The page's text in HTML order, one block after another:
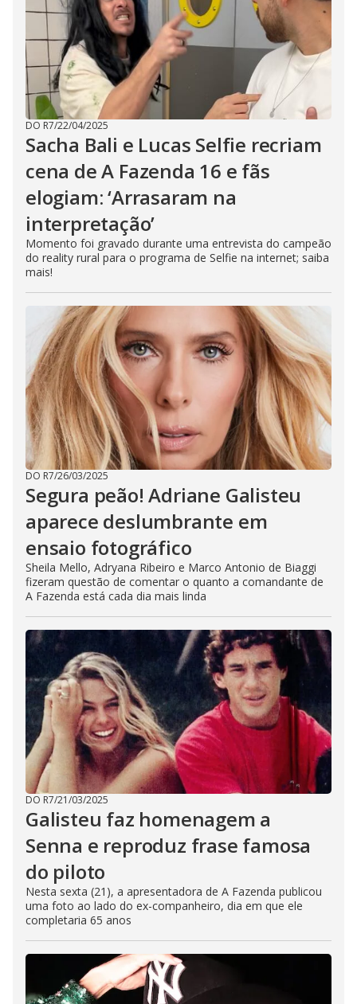
DO R7/22/04/2025
Sacha Bali e Lucas Selfie recriam
cena de A Fazenda 16 e fãs
elogiam: ‘Arrasaram na
interpretação’
Momento foi gravado durante uma entrevista do campeão
do reality rural para o programa de Selfie na internet; saiba
mais!
DO R7/26/03/2025
Segura peão! Adriane Galisteu
aparece deslumbrante em
ensaio fotográfico
Sheila Mello, Adryana Ribeiro e Marco Antonio de Biaggi
fizeram questão de comentar o quanto a comandante de
A Fazenda está cada dia mais linda
DO R7/21/03/2025
Galisteu faz homenagem a
Senna e reproduz frase famosa
do piloto
Nesta sexta (21), a apresentadora de A Fazenda publicou
uma foto ao lado do ex-companheiro, dia em que ele
completaria 65 anos